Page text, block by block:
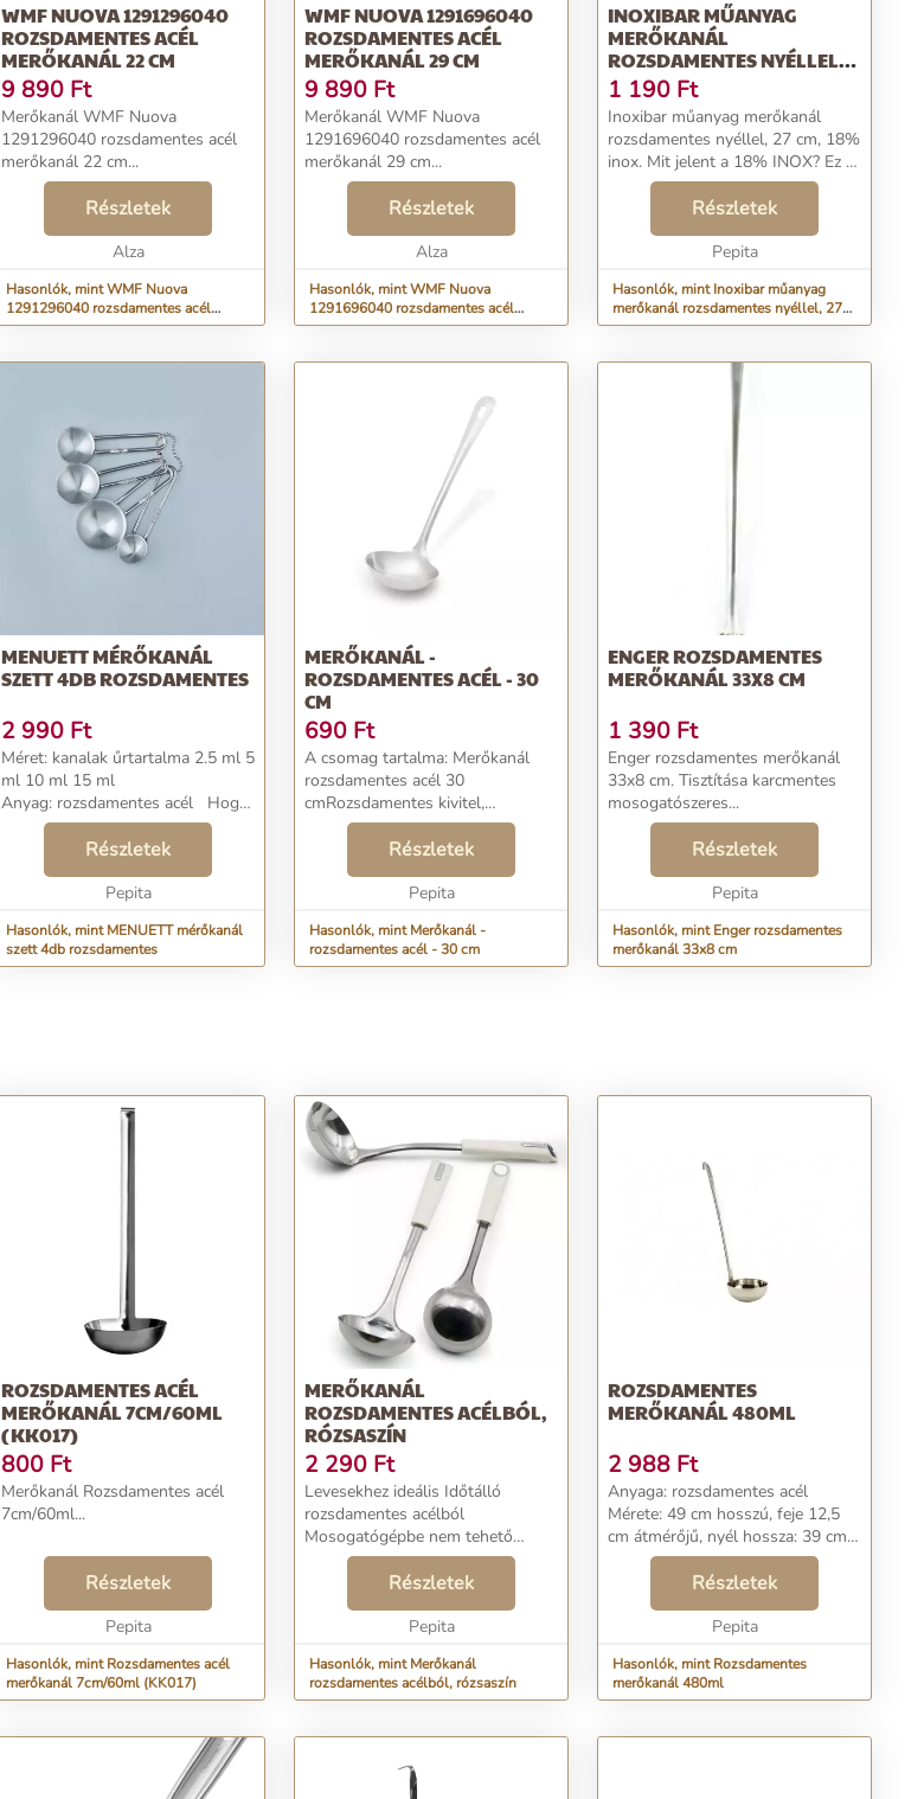
WMF NUOVA 1291296040
ROZSDAMENTES ACÉL
MERŐKANÁL 22 CM
9 890 Ft
Merőkanál WMF Nuova
1291296040 rozsdamentes acél
merőkanál 22 cm...
Részletek
Alza
Hasonlók, mint WMF Nuova
1291296040 rozsdamentes acél
merőkanál 22 cm
WMF NUOVA 1291696040
ROZSDAMENTES ACÉL
MERŐKANÁL 29 CM
9 890 Ft
Merőkanál WMF Nuova
1291696040 rozsdamentes acél
merőkanál 29 cm...
Részletek
Alza
Hasonlók, mint WMF Nuova
1291696040 rozsdamentes acél
merőkanál 29 cm
INOXIBAR MŰANYAG
MERŐKANÁL
ROZSDAMENTES NYÉLLEL,
27 CM, 18% INOX
1 190 Ft
Inoxibar műanyag merőkanál
rozsdamentes nyéllel, 27 cm, 18%
inox. Mit jelent a 18% INOX? Ez az
anyag összetétele: acél, + 18%
króm. Azok a termékek, amelyek
ebben az összetételben készülnek
Részletek
Pepita
Hasonlók, mint Inoxibar műanyag
merőkanál rozsdamentes nyéllel, 27
cm, 18% inox
MENUETT MÉRŐKANÁL
SZETT 4DB ROZSDAMENTES
2 990 Ft
Méret: kanalak űrtartalma 2.5 ml 5
ml 10 ml 15 ml
Anyag: rozsdamentes acél Hogy
mindig biztos legyen a
mértékegységekben legyen az
"egy teáskanál" vagy "egy
kávéskanál". Mikor a fazekakban
Részletek
Pepita
Hasonlók, mint MENUETT mérőkanál
szett 4db rozsdamentes
MERŐKANÁL -
ROZSDAMENTES ACÉL - 30
CM
690 Ft
A csomag tartalma: Merőkanál
rozsdamentes acél 30
cmRozsdamentes kivitel,
felakasztható nyéllel. Átmérő: 9
Részletek
Pepita
Hasonlók, mint Merőkanál -
rozsdamentes acél - 30 cm
ENGER ROZSDAMENTES
MERŐKANÁL 33X8 CM
1 390 Ft
Enger rozsdamentes merőkanál
33x8 cm. Tisztítása karcmentes
mosogatószeres...
Részletek
Pepita
Hasonlók, mint Enger rozsdamentes
merőkanál 33x8 cm
ROZSDAMENTES ACÉL
MERŐKANÁL 7CM/60ML
(KK017)
800 Ft
Merőkanál Rozsdamentes acél
7cm/60ml...
Részletek
Pepita
Hasonlók, mint Rozsdamentes acél
merőkanál 7cm/60ml (KK017)
MERŐKANÁL
ROZSDAMENTES ACÉLBÓL,
RÓZSASZÍN
2 290 Ft
Levesekhez ideális Időtálló
rozsdamentes acélból
Mosogatógépbe nem tehető
Merőkanál rozsdamentes acélból,
rózsaszín Merőkanál, amely
praktikus segítség a levesek
tálalásához. Műanyag nyele nem
Részletek
Pepita
Hasonlók, mint Merőkanál
rozsdamentes acélból, rózsaszín
ROZSDAMENTES
MERŐKANÁL 480ML
2 988 Ft
Anyaga: rozsdamentes acél
Mérete: 49 cm hosszú, feje 12,5
cm átmérőjű, nyél hossza: 39 cm
Súlya: 271 g Űrtartalma: 480 ml...
Részletek
Pepita
Hasonlók, mint Rozsdamentes
merőkanál 480ml